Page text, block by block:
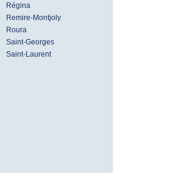
Régina
Remire-Montjoly
Roura
Saint-Georges
Saint-Laurent